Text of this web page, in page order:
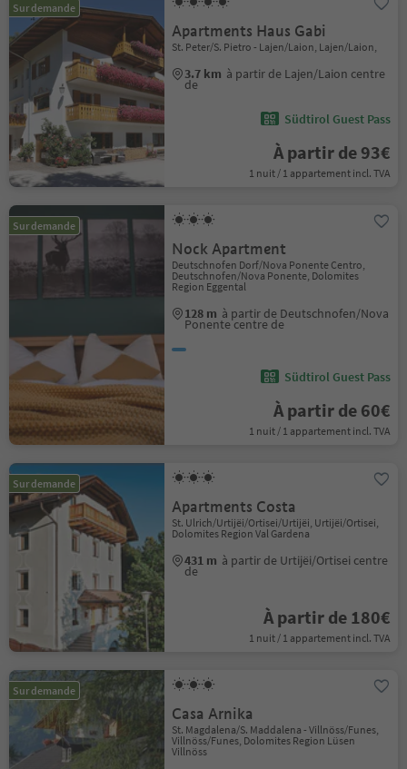
Sur demande
Apartments Haus Gabi
St. Peter/S. Pietro - Lajen/Laion, Lajen/Laion,
3.7 km à partir de Lajen/Laion centre
de
Südtirol Guest Pass
À partir de 93€
1 nuit / 1 appartement incl. TVA
Sur demande
Nock Apartment
Deutschnofen Dorf/Nova Ponente Centro,
Deutschnofen/Nova Ponente, Dolomites
Region Eggental
128 m à partir de Deutschnofen/Nova
Ponente centre de
Südtirol Guest Pass
À partir de 60€
1 nuit / 1 appartement incl. TVA
Sur demande
Apartments Costa
St. Ulrich/Urtijëi/Ortisei/Urtijëi, Urtijëi/Ortisei,
Dolomites Region Val Gardena
431 m à partir de Urtijëi/Ortisei centre
de
À partir de 180€
1 nuit / 1 appartement incl. TVA
Sur demande
Casa Arnika
St. Magdalena/S. Maddalena - Villnöss/Funes,
Villnöss/Funes, Dolomites Region Lüsen
Villnöss